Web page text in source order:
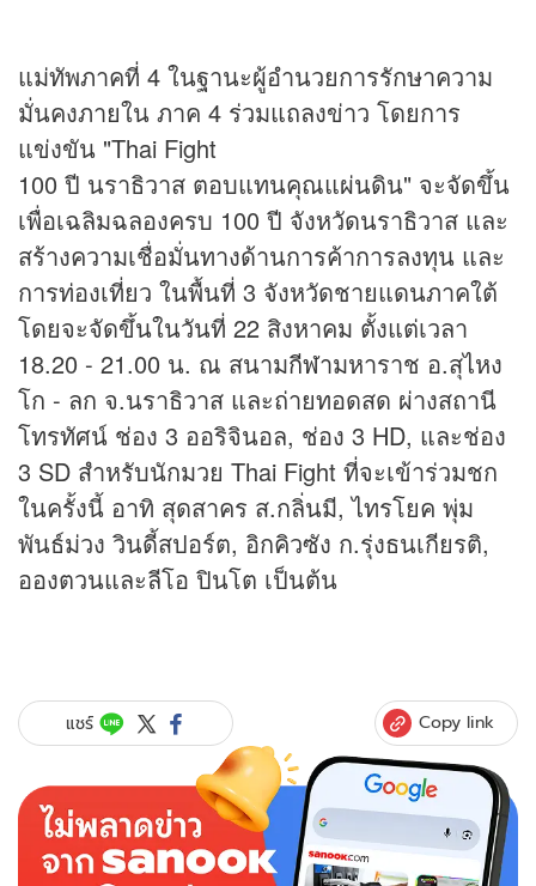
แม่ทัพภาคที่ 4 ในฐานะผู้อำนวยการรักษาความ
มั่นคงภายใน ภาค 4 ร่วมแถลงข่าว โดยการ
แข่งขัน "Thai Fight
100 ปี นราธิวาส ตอบแทนคุณแผ่นดิน" จะจัดขึ้น
เพื่อเฉลิมฉลองครบ 100 ปี จังหวัดนราธิวาส และ
สร้างความเชื่อมั่นทางด้านการค้าการลงทุน และ
การท่องเที่ยว ในพื้นที่ 3 จังหวัดชายแดนภาคใต้
โดยจะจัดขึ้นในวันที่ 22 สิงหาคม ตั้งแต่เวลา
18.20 - 21.00 น. ณ สนามกีฬามหาราช อ.สุไหง
โก - ลก จ.นราธิวาส และถ่ายทอดสด ผ่างสถานี
โทรทัศน์ ช่อง 3 ออริจินอล, ช่อง 3 HD, และช่อง
3 SD สำหรับนักมวย Thai Fight ที่จะเข้าร่วมชก
ในครั้งนี้ อาทิ สุดสาคร ส.กลิ่นมี, ไทรโยค พุ่ม
พันธ์ม่วง วินดี้สปอร์ต, อิกคิวซัง ก.รุ่งธนเกียรติ,
อองตวนและลีโอ ปินโต เป็นต้น
แชร์ Copy link